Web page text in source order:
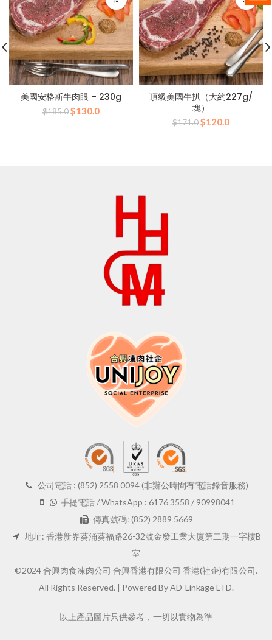
美國安格斯牛肉眼 – 230g
$185.0原
$130.0目
頂級美國牛扒（大約227g/
塊）
$171.0原
$120.0目
公司電話 : (852) 2558 0094 (非辦公時間有電話錄音服務)
手提電話 / WhatsApp : 6176 3558 / 90998041
傳真號碼: (852) 2889 5669
地址: 香港新界葵涌葵福路26-32號金發工業大廈第二期一字樓B
室
©2024 合興肉食凍肉公司 合興香港有限公司 香港(社企)有限公司.
All Rights Reserved. | Powered By AD-Linkage LTD.
以上產品圖片只供參考，一切以實物為準